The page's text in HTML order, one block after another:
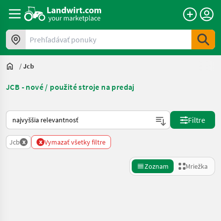
Prehľadávať ponuky
/Jcb
JCB - nové / použité stroje na predaj
Takto sa vykonáva triedenie na Landwirt.com
Filtre
Jcb x x Vymazať všetky filtre
Zoznam Mriežka